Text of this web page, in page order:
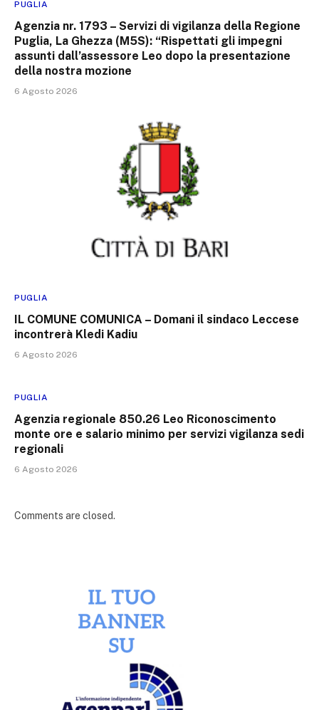
PUGLIA
Agenzia nr. 1793 – Servizi di vigilanza della Regione
Puglia, La Ghezza (M5S): “Rispettati gli impegni
assunti dall’assessore Leo dopo la presentazione
della nostra mozione
6 Agosto 2026
PUGLIA
IL COMUNE COMUNICA – Domani il sindaco Leccese
incontrerà Kledi Kadiu
6 Agosto 2026
PUGLIA
Agenzia regionale 850.26 Leo Riconoscimento
monte ore e salario minimo per servizi vigilanza sedi
regionali
6 Agosto 2026
Comments are closed.